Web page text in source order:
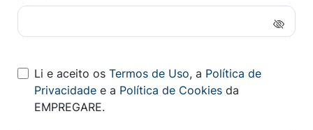
Li e aceito os Termos de Uso, a Política de
Privacidade e a Política de Cookies da
EMPREGARE.